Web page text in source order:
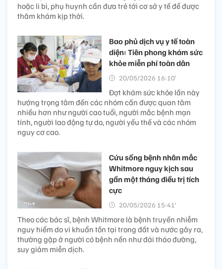
hoặc li bì, phụ huynh cần đưa trẻ tới cơ sở y tế để được
thăm khám kịp thời.
Bao phủ dịch vụ y tế toàn
diện: Tiên phong khám sức
khỏe miễn phí toàn dân
20/05/2026 16:10’
Đợt khám sức khỏe lần này
hướng trọng tâm đến các nhóm cần được quan tâm
nhiều hơn như người cao tuổi, người mắc bệnh mạn
tính, người lao động tự do, người yếu thế và các nhóm
nguy cơ cao.
Cứu sống bệnh nhân mắc
Whitmore nguy kịch sau
gần một tháng điều trị tích
cực
20/05/2026 15:41’
Theo các bác sĩ, bệnh Whitmore là bệnh truyền nhiễm
nguy hiểm do vi khuẩn tồn tại trong đất và nước gây ra,
thường gặp ở người có bệnh nền như đái tháo đường,
suy giảm miễn dịch.